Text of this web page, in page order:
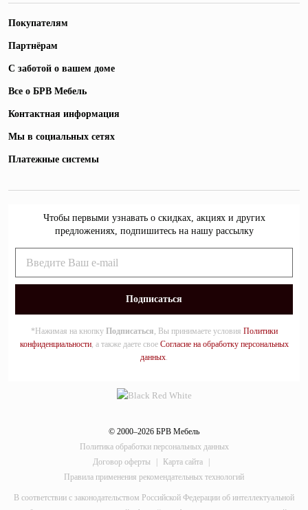
Покупателям
Партнёрам
С заботой о вашем доме
Все о БРВ Мебель
Контактная информация
Мы в социальных сетях
Платежные системы
Чтобы первыми узнавать о скидках, акциях и других
предложениях, подпишитесь на нашу рассылку
*Нажимая на кнопку Подписаться, Вы принимаете условия Политики
конфиденциальности, а также даете свое Согласие на обработку персональных
данных.
© 2000–2026 БРВ Мебель
Политика обработки персональных данных
Договор оферты
Карта сайта
Правила применения рекомендательных технологий
В соответствии с законодательством Российской Федерации об интеллектуальной